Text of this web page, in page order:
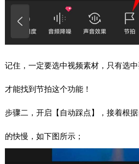
记住，一定要选中视频素材，只有选中
才能找到节拍这个功能！
步骤二，开启【自动踩点】，接着根
的快慢，如下图所示；